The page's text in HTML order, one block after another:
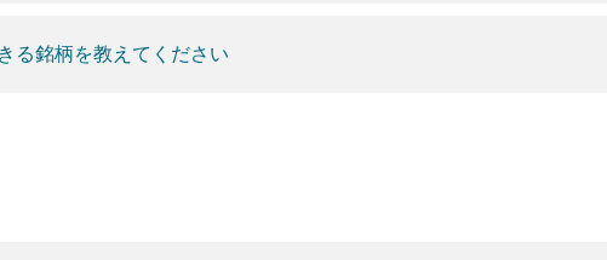
る銘柄を教えてください